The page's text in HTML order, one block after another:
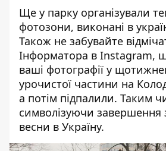
Ще у парку організували
фотозони, виконані в
Також не забувайте
Інформатора в Instagram,
ваші фотографії у
урочистої частини на
а потім підпалили. Таким
символізуючи завершення
весни в Україну.